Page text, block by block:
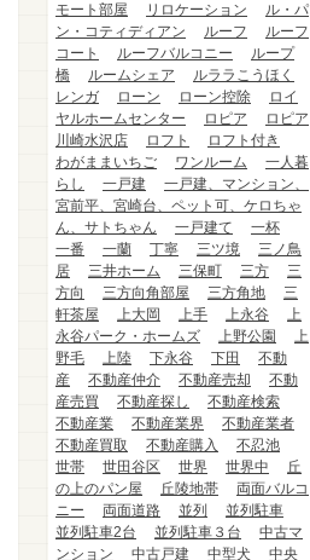
モート部屋
リロケーション
ル・パ
ン・コティディアン
ルーフ
ルーフ
コート
ルーフバルコニー
ループ
橋
ルームシェア
ルララこうほく
レンガ
ローン ローン控除
ロイ
ヤルホームセンター
ロピア
ロピア
川崎水沢店
ロフト
ロフト付き
わがままいちご
ワンルーム
一人暮
らし
一戸建
一戸建、マンション、
宮前平、宮崎台、ペット可、ケロちゃ
ん、サトちゃん
一戸建て
一杯
一番
一蘭 丁寧 三ツ境
三ノ鳥
居
三井ホーム 三保町 三方
三
方向
三方向角部屋 三方角地
三
軒茶屋
上大岡 上手 上永谷
上
永谷パーク・ホームズ
上野公園
上
野毛
上陸 下永谷 下田
不動
産
不動産仲介 不動産売却
不動
産売買
不動産探し
不動産検索
不動産業
不動産業界
不動産業者
不動産買取
不動産購入
不忍池
世帯
世田谷区 世界 世界中
丘
の上のパン屋
丘陵地帯
両面バルコ
ニー
両面道路 並列
並列駐車
並列駐車2台
並列駐車３台
中古マ
ンション
中古戸建 中型犬
中央